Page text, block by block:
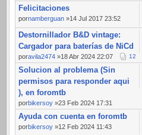
Felicitaciones
pornamberguan »14 Jul 2017 23:52
Destornillador B&D vintage:
Cargador para baterías de NiCd
poravila2474 »18 Abr 2024 22:07 12
Solucion al problema (Sin
permisos para responder aqui
), en foromtb
porbikersoy »23 Feb 2024 17:31
Ayuda con cuenta en foromtb
porbikersoy »12 Feb 2024 11:43